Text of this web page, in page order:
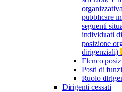
pubblicare
seguenti
individuati
posizione
dirigenziali)
Elenco
Posti di
Ruolo
Dirigenti cessati